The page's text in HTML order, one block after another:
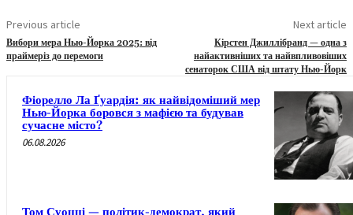
Previous article
Вибори мера Нью-Йорка 2025: від
праймеріз до перемоги
Next article
Кірстен Джиллібранд — одна з
найактивніших та найвпливовіших
сенаторок США від штату Нью-Йорк
Фіорелло Ла Ґуардія: як найвідоміший мер
Нью-Йорка боровся з мафією та будував
сучасне місто?
06.08.2026